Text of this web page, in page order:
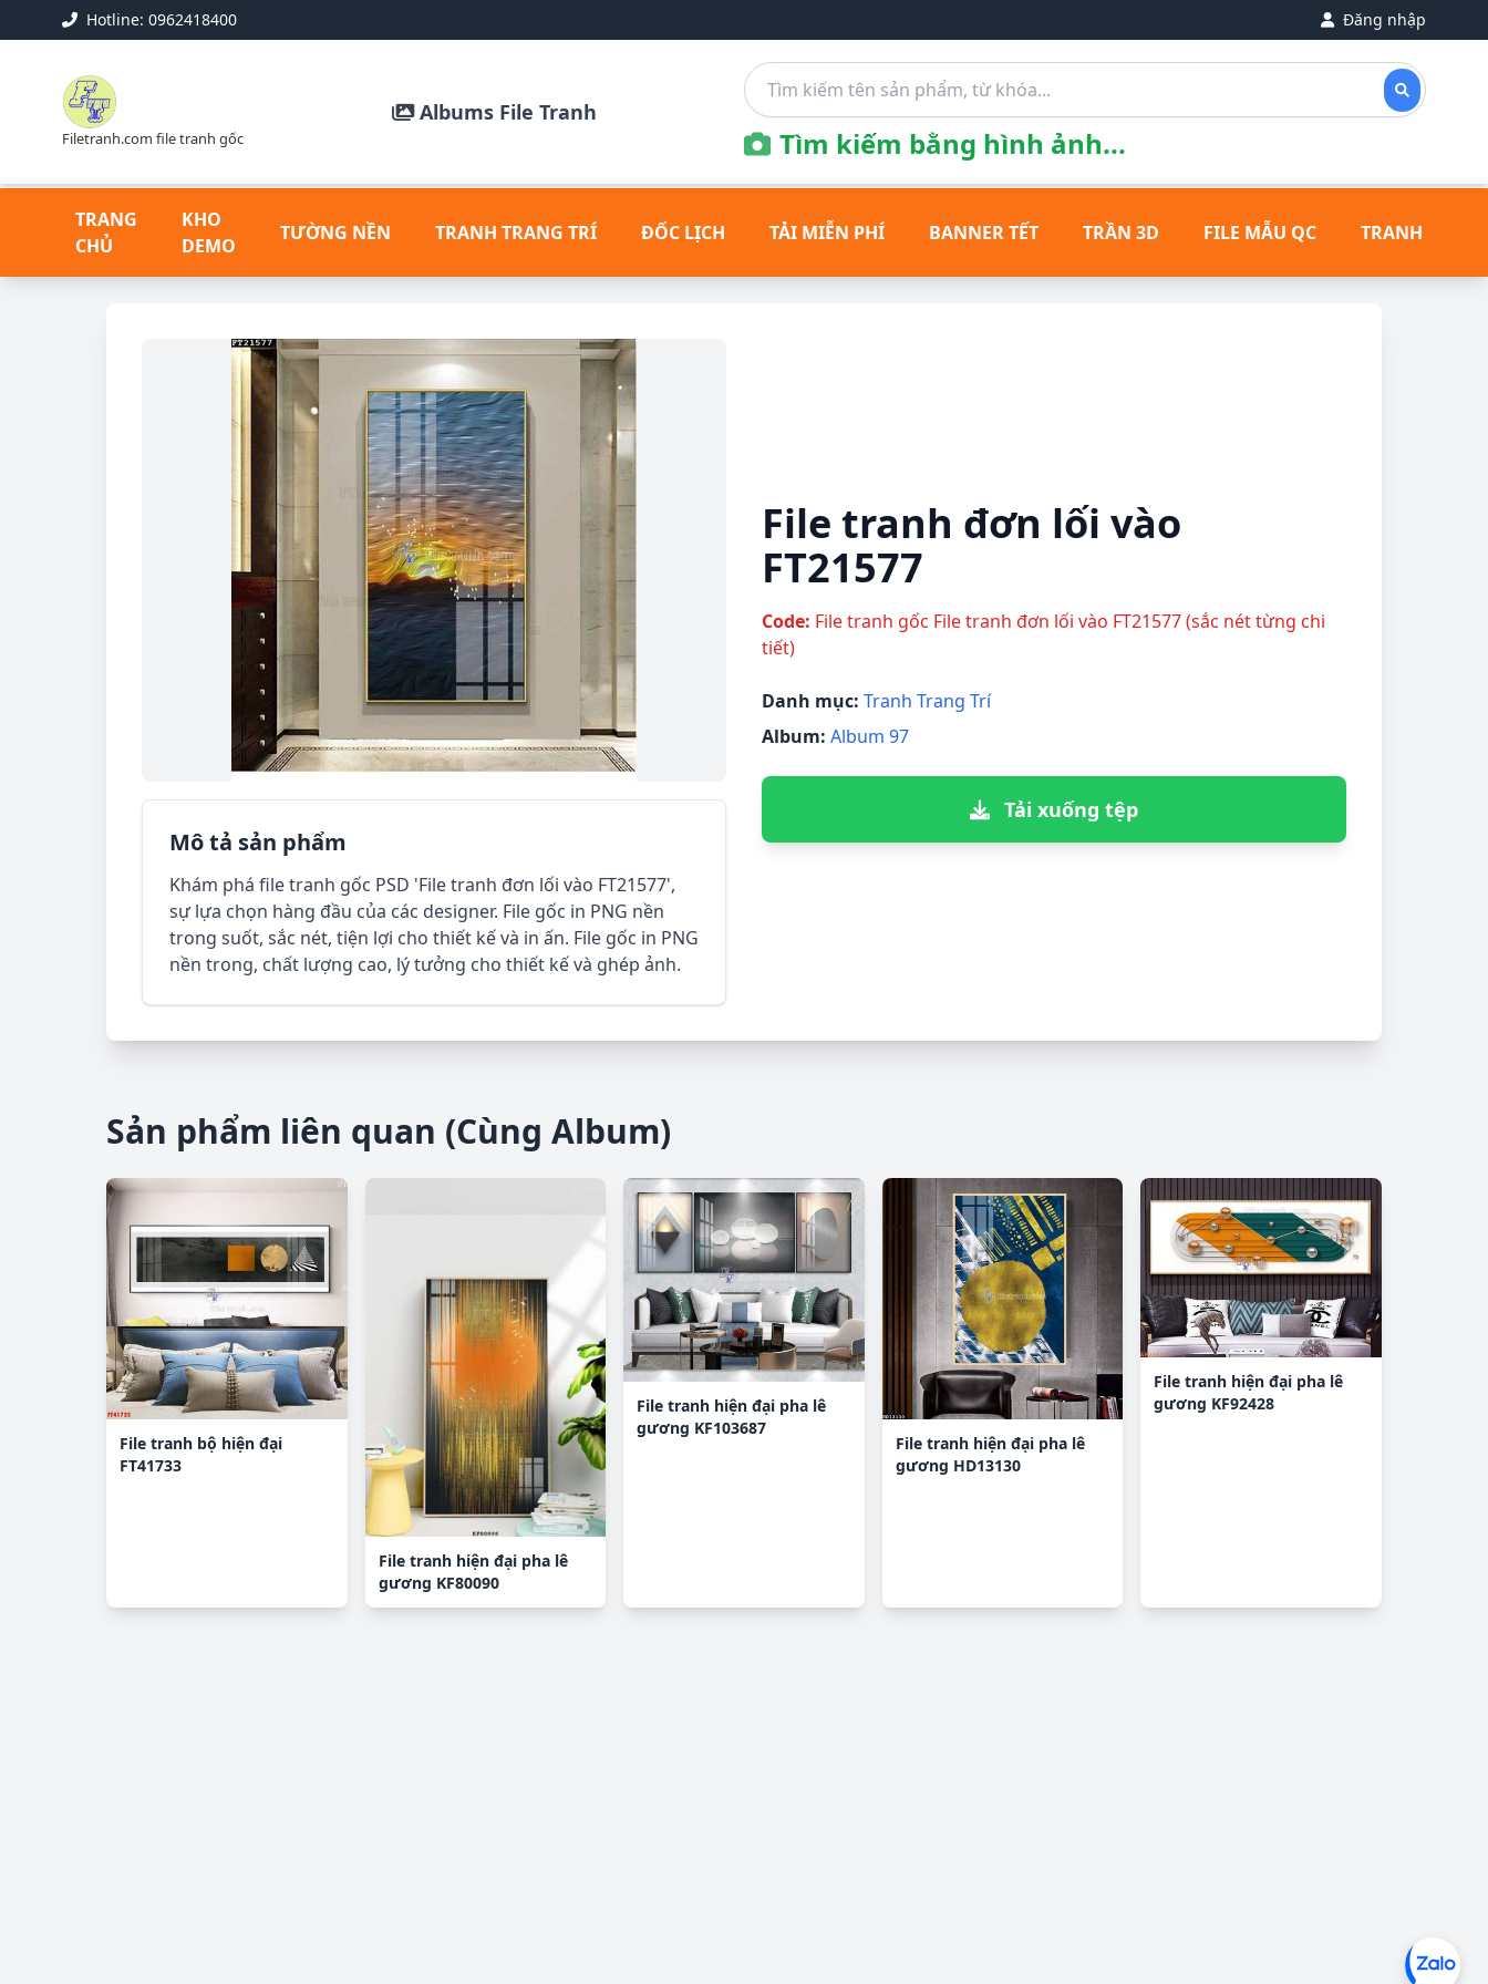
Hotline: 0962418400 Đăng nhập
Filetranh.com file tranh gốc
Albums File Tranh
Tìm kiếm bằng hình ảnh...
TRANG
CHỦ
KHO
DEMO
TƯỜNG NỀN TRANH TRANG TRÍ ĐỐC LỊCH TẢI MIỄN PHÍ BANNER TẾT TRẦN 3D FILE MẪU QC TRANH ĐỒNG
Mô tả sản phẩm
Khám phá file tranh gốc PSD 'File tranh đơn lối vào FT21577',
sự lựa chọn hàng đầu của các designer. File gốc in PNG nền
trong suốt, sắc nét, tiện lợi cho thiết kế và in ấn. File gốc in PNG
nền trong, chất lượng cao, lý tưởng cho thiết kế và ghép ảnh.
File tranh đơn lối vào
FT21577
Code: File tranh gốc File tranh đơn lối vào FT21577 (sắc nét từng chi
tiết)
Danh mục: Tranh Trang Trí
Album: Album 97
Tải xuống tệp
Sản phẩm liên quan (Cùng Album)
File tranh bộ hiện đại
FT41733
File tranh hiện đại pha lê
gương KF80090
File tranh hiện đại pha lê
gương KF103687
File tranh hiện đại pha lê
gương HD13130
File tranh hiện đại pha lê
gương KF92428